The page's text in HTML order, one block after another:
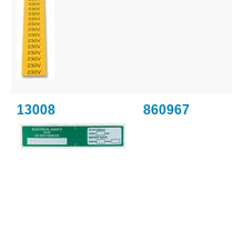
13008 860967